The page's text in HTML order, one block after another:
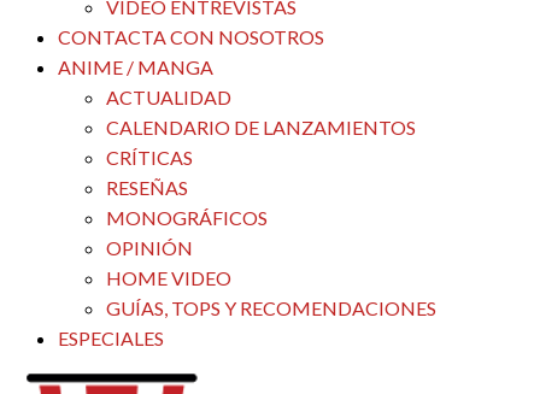
VIDEO ENTREVISTAS
CONTACTA CON NOSOTROS
ANIME / MANGA
ACTUALIDAD
CALENDARIO DE LANZAMIENTOS
CRÍTICAS
RESEÑAS
MONOGRÁFICOS
OPINIÓN
HOME VIDEO
GUÍAS, TOPS Y RECOMENDACIONES
ESPECIALES